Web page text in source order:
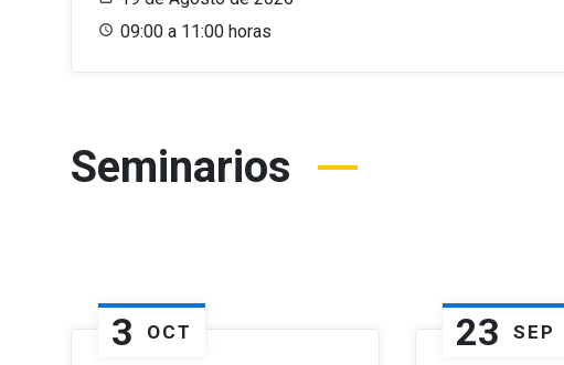
09:00 a 11:00 horas
Seminarios
3 OCT 23 SEP